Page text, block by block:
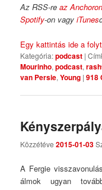
Az RSS-reaz Anchoron
Spotify-on vagyiTunes
Egy kattintás ide a
Kategória:podcast |
Mourinho,podcast,
van Persie,Young |918
Közzétéve2015-01-03
A Fergie
álmok ugyan